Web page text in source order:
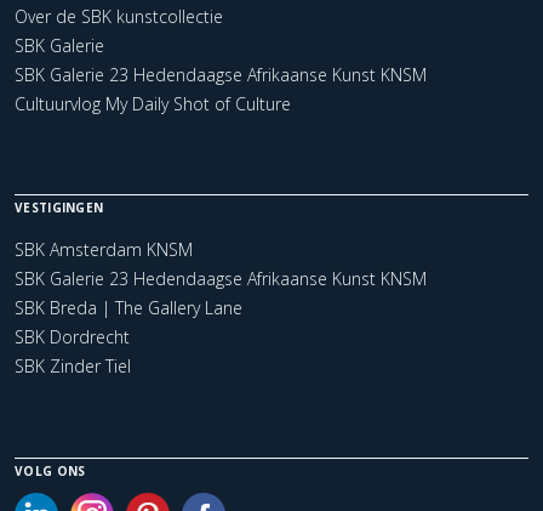
Over de SBK kunstcollectie
SBK Galerie
SBK Galerie 23 Hedendaagse Afrikaanse Kunst KNSM
Cultuurvlog My Daily Shot of Culture
VESTIGINGEN
SBK Amsterdam KNSM
SBK Galerie 23 Hedendaagse Afrikaanse Kunst KNSM
SBK Breda | The Gallery Lane
SBK Dordrecht
SBK Zinder Tiel
VOLG ONS